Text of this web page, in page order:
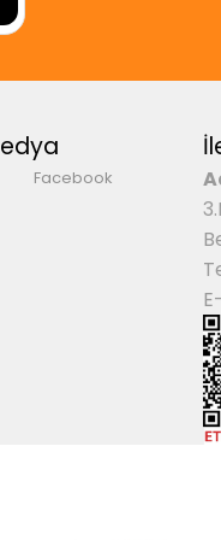
Facebook